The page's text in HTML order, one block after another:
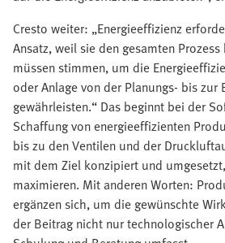
Cresto weiter: „Energieeffizienz
Ansatz, weil sie den gesamten
müssen stimmen, um die
oder Anlage von der Planungs- bis zur
gewährleisten.“ Das beginnt bei der
Schaffung von energieeffizienten
bis zu den Ventilen und der
mit dem Ziel konzipiert und
maximieren. Mit anderen Worten:
ergänzen sich, um die gewünschte
der Beitrag nicht nur technologischer